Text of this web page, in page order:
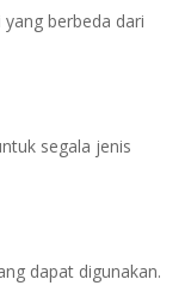
berbeda dari
segala jenis
dapat digunakan.